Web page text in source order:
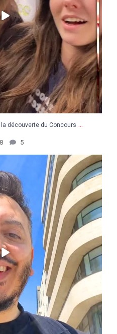
découverte du Concours ...
5
journée pas comme les ...
3